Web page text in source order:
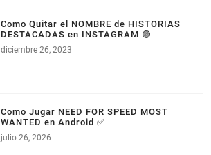
Como Quitar el NOMBRE de HISTORIAS
DESTACADAS en INSTAGRAM 🟣
diciembre 26, 2023
Como Jugar NEED FOR SPEED MOST
WANTED en Android ✅
julio 26, 2026